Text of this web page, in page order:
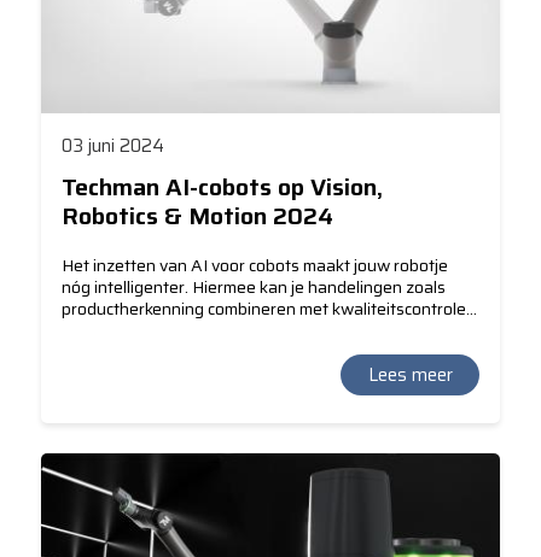
03 juni 2024
Techman AI-cobots op Vision,
Robotics & Motion 2024
Het inzetten van AI voor cobots maakt jouw robotje
nóg intelligenter. Hiermee kan je handelingen zoals
productherkenning combineren met kwaliteitscontroles,
wij zien op Vision, Robotics & Motion op 5 en 6 juni.
Lees meer